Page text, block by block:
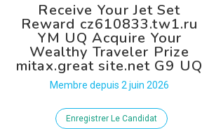
Receive Your Jet Set
Reward cz610833.tw1.ru
YM UQ Acquire Your
Wealthy Traveler Prize
mitax.great site.net G9 UQ
Membre depuis 2 juin 2026
Enregistrer Le Candidat